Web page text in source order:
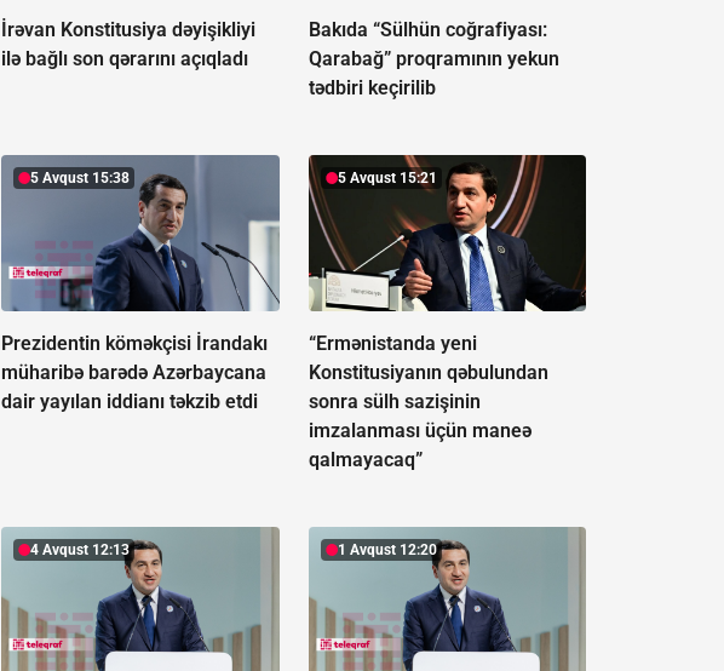
İrəvan Konstitusiya dəyişikliyi
ilə bağlı son qərarını açıqladı
Bakıda “Sülhün coğrafiyası:
Qarabağ” proqramının yekun
tədbiri keçirilib
5 Avqust 15:38
Prezidentin köməkçisi İrandakı
müharibə barədə Azərbaycana
dair yayılan iddianı təkzib etdi
5 Avqust 15:21
“Ermənistanda yeni
Konstitusiyanın qəbulundan
sonra sülh sazişinin
imzalanması üçün maneə
qalmayacaq”
4 Avqust 12:13 1 Avqust 12:20